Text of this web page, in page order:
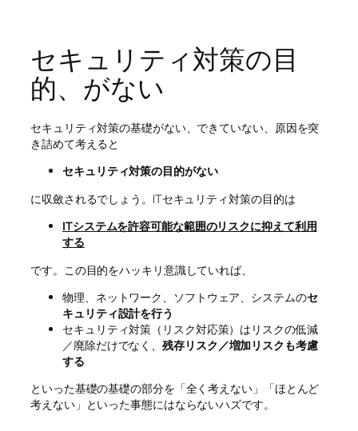
セキュリティ対策の目
的、がない
セキュリティ対策の基礎がない、できていない、原因を突
き詰めて考えると
セキュリティ対策の目的がない
に収斂されるでしょう。ITセキュリティ対策の目的は
ITシステムを許容可能な範囲のリスクに抑えて利用
する
です。この目的をハッキリ意識していれば、
物理、ネットワーク、ソフトウェア、システムのセ
キュリティ設計を行う
セキュリティ対策（リスク対応策）はリスクの低減
／廃除だけでなく、残存リスク／増加リスクも考慮
する
といった基礎の基礎の部分を「全く考えない」「ほとんど
考えない」といった事態にはならないハズです。